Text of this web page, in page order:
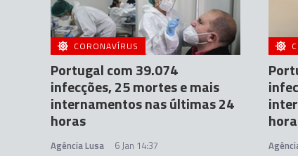
CORONAVÍRUS
Portugal com 39.074
infecções, 25 mortes e mais
internamentos nas últimas 24
horas
Agência Lusa 6 Jan 14:37